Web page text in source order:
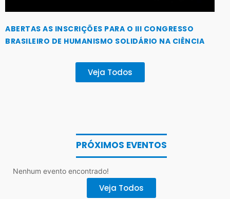
ABERTAS AS INSCRIÇÕES PARA O III CONGRESSO
BRASILEIRO DE HUMANISMO SOLIDÁRIO NA CIÊNCIA
Veja Todos
PRÓXIMOS EVENTOS
Nenhum evento encontrado!
Veja Todos